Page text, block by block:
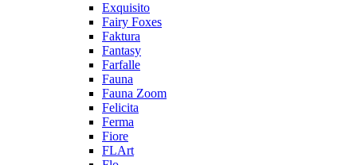
Exquisito
Fairy Foxes
Faktura
Fantasy
Farfalle
Fauna
Fauna Zoom
Felicita
Ferma
Fiore
FLArt